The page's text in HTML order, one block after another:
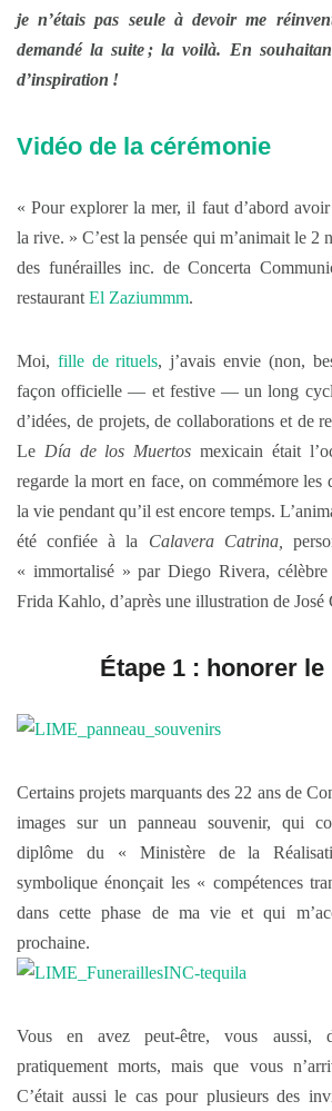
je n’étais pas seule à devoir me
demandé la suite ; la voilà. En
d’inspiration !
Vidéo de la cérémonie
« Pour explorer la mer, il faut d’abord
la rive. » C’est la pensée qui m’animait le 2
des funérailles inc. de Concerta
restaurant El Zaziummm.
Moi, fille de rituels, j’avais envie (non,
façon officielle — et festive — un long
d’idées, de projets, de collaborations et de
Le Día de los Muertos mexicain était
regarde la mort en face, on commémore les
la vie pendant qu’il est encore temps.
été confiée à la Calavera Catrina,
« immortalisé » par Diego Rivera,
Frida Kahlo, d’après une illustration de José
Étape 1 : honorer le
Certains projets marquants des 22 ans de
images sur un panneau souvenir, qui
diplôme du « Ministère de la
symbolique énonçait les « compétences
dans cette phase de ma vie et qui
prochaine.
Vous en avez peut-être, vous aussi,
pratiquement morts, mais que vous
C’était aussi le cas pour plusieurs des